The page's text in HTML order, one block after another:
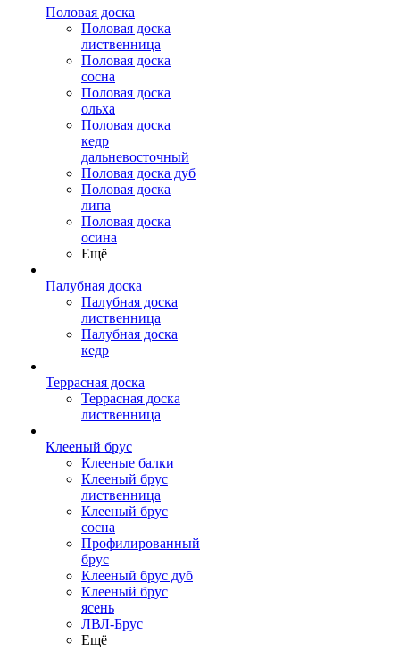
Половая доска
Половая доска
лиственница
Половая доска
сосна
Половая доска
ольха
Половая доска
кедр
дальневосточный
Половая доска дуб
Половая доска
липа
Половая доска
осина
Ещё
Палубная доска
Палубная доска
лиственница
Палубная доска
кедр
Террасная доска
Террасная доска
лиственница
Клееный брус
Клееные балки
Клееный брус
лиственница
Клееный брус
сосна
Профилированный
брус
Клееный брус дуб
Клееный брус
ясень
ЛВЛ-Брус
Ещё